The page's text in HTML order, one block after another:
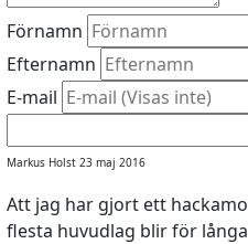
Förnamn
Efternamn
E-mail
Markus Holst 23 maj 2016
Att jag har gjort ett
flesta huvudlag blir för